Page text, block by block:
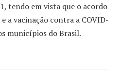
tendo em vista que o acordo
a vacinação contra a COVID-
municípios do Brasil.